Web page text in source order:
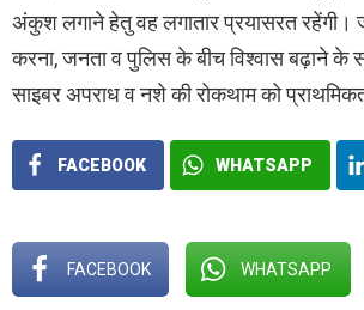
अंकुश लगाने हेतु वह लगातार प्रयासरत रहेंगी।
करना, जनता व पुलिस के बीच विश्वास बढ़ाने के
साइबर अपराध व नशे की रोकथाम को
FACEBOOK WHATSAPP
FACEBOOK WHATSAPP